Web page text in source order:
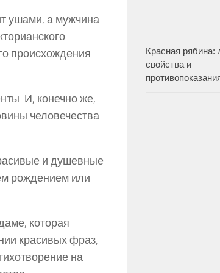
ушами, а мужчина
происхождения
И, конечно же,
человечества
и душевные
рождением или
которая
красивых фраз,
на
Красная рябина:
свойства и